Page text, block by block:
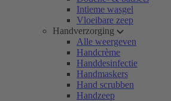
Intieme wasgel
Vloeibare zeep
Handverzorging
Alle weergeven
Handcrème
Handdesinfectie
Handmaskers
Hand scrubben
Handzeep